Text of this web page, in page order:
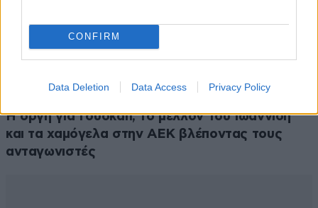
CONFIRM
Data Deletion Data Access Privacy Policy
Η οργή για Γουόκαπ, το μέλλον του Ιωαννίδη
και τα χαμόγελα στην ΑΕΚ βλέποντας τους
ανταγωνιστές